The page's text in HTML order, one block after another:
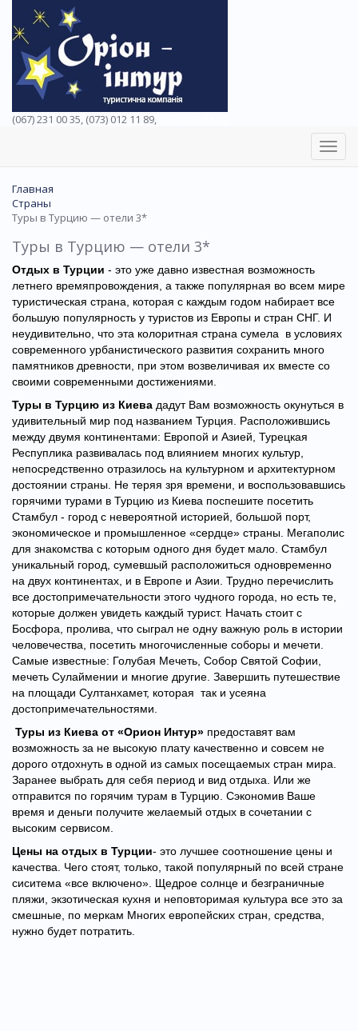
(067) 231 00 35, (073) 012 11 89,
Главная
Страны
Туры в Турцию — отели 3*
Туры в Турцию — отели 3*
Отдых в Турции - это уже давно известная возможность
летнего времяпровождения, а также популярная во всем мире
туристическая страна, которая с каждым годом набирает все
большую популярность у туристов из Европы и стран СНГ. И
неудивительно, что эта колоритная страна сумела в условиях
современного урбанистического развития сохранить много
памятников древности, при этом возвеличивая их вместе со
своими современными достижениями.
Туры в Турцию из Киева дадут Вам возможность окунуться в
удивительный мир под названием Турция. Расположившись
между двумя континентами: Европой и Азией, Турецкая
Респуплика развивалась под влиянием многих культур,
непосредственно отразилось на культурном и архитектурном
достоянии страны. Не теряя зря времени, и воспользовавшись
горячими турами в Турцию из Киева поспешите посетить
Стамбул - город с невероятной историей, большой порт,
экономическое и промышленное «сердце» страны. Мегаполис
для знакомства с которым одного дня будет мало. Стамбул
уникальный город, сумевшый расположиться одновременно
на двух континентах, и в Европе и Азии. Трудно перечислить
все достопримечательности этого чудного города, но есть те,
которые должен увидеть каждый турист. Начать стоит с
Босфора, пролива, что сыграл не одну важную роль в истории
человечества, посетить многочисленные соборы и мечети.
Самые известные: Голубая Мечеть, Собор Святой Софии,
мечеть Сулаймении и многие другие. Завершить путешествие
на площади Султанхамет, которая так и усеяна
достопримечательностями.
Туры из Киева от «Орион Интур» предоставят вам
возможность за не высокую плату качественно и совсем не
дорого отдохнуть в одной из самых посещаемых стран мира.
Заранее выбрать для себя период и вид отдыха. Или же
отправится по горячим турам в Турцию. Сэкономив Ваше
время и деньги получите желаемый отдых в сочетании с
высоким сервисом.
Цены на отдых в Турции- это лучшее соотношение цены и
качества. Чего стоят, только, такой популярный по всей стране
сиситема «все включено». Щедрое солнце и безграничные
пляжи, экзотическая кухня и неповторимая культура все это за
смешные, по меркам Многих европейских стран, средства,
нужно будет потратить.